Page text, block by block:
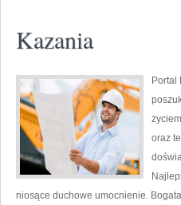
Kazania
Portal
oraz
niosące duchowe umocnienie.